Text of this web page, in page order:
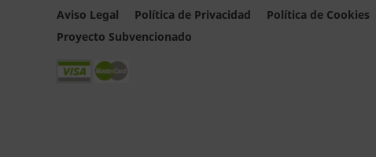
Aviso Legal Política de Privacidad Política de Cookies
Proyecto Subvencionado